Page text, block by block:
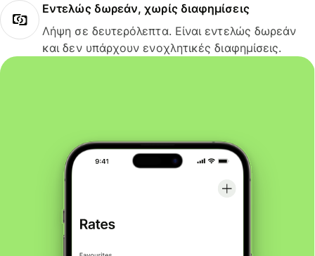
Εντελώς δωρεάν, χωρίς διαφημίσεις
Λήψη σε δευτερόλεπτα. Είναι εντελώς δωρεάν
και δεν υπάρχουν ενοχλητικές διαφημίσεις.